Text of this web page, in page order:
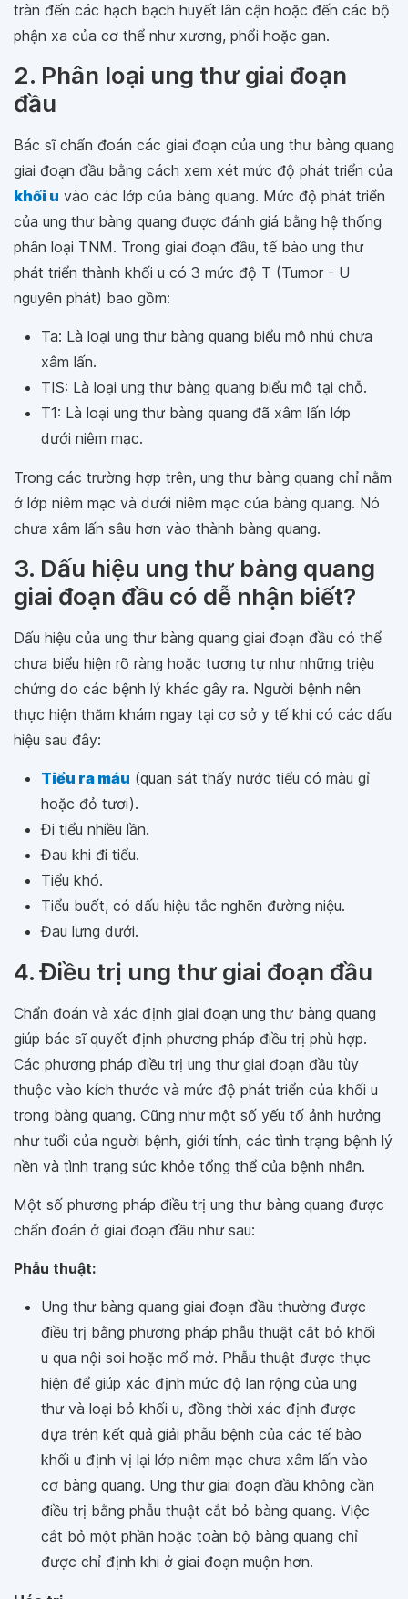
tràn đến các hạch bạch huyết lân cận hoặc đến các bộ
phận xa của cơ thể như xương, phổi hoặc gan.
2. Phân loại ung thư giai đoạn
đầu
Bác sĩ chẩn đoán các giai đoạn của ung thư bàng quang
giai đoạn đầu bằng cách xem xét mức độ phát triển của
khối u vào các lớp của bàng quang. Mức độ phát triển
của ung thư bàng quang được đánh giá bằng hệ thống
phân loại TNM. Trong giai đoạn đầu, tế bào ung thư
phát triển thành khối u có 3 mức độ T (Tumor - U
nguyên phát) bao gồm:
Ta: Là loại ung thư bàng quang biểu mô nhú chưa
xâm lấn.
TIS: Là loại ung thư bàng quang biểu mô tại chỗ.
T1: Là loại ung thư bàng quang đã xâm lấn lớp
dưới niêm mạc.
Trong các trường hợp trên, ung thư bàng quang chỉ nằm
ở lớp niêm mạc và dưới niêm mạc của bàng quang. Nó
chưa xâm lấn sâu hơn vào thành bàng quang.
3. Dấu hiệu ung thư bàng quang
giai đoạn đầu có dễ nhận biết?
Dấu hiệu của ung thư bàng quang giai đoạn đầu có thể
chưa biểu hiện rõ ràng hoặc tương tự như những triệu
chứng do các bệnh lý khác gây ra. Người bệnh nên
thực hiện thăm khám ngay tại cơ sở y tế khi có các dấu
hiệu sau đây:
Tiểu ra máu (quan sát thấy nước tiểu có màu gỉ
hoặc đỏ tươi).
Đi tiểu nhiều lần.
Đau khi đi tiểu.
Tiểu khó.
Tiểu buốt, có dấu hiệu tắc nghẽn đường niệu.
Đau lưng dưới.
4. Điều trị ung thư giai đoạn đầu
Chẩn đoán và xác định giai đoạn ung thư bàng quang
giúp bác sĩ quyết định phương pháp điều trị phù hợp.
Các phương pháp điều trị ung thư giai đoạn đầu tùy
thuộc vào kích thước và mức độ phát triển của khối u
trong bàng quang. Cũng như một số yếu tố ảnh hưởng
như tuổi của người bệnh, giới tính, các tình trạng bệnh lý
nền và tình trạng sức khỏe tổng thể của bệnh nhân.
Một số phương pháp điều trị ung thư bàng quang được
chẩn đoán ở giai đoạn đầu như sau:
Phẫu thuật:
Ung thư bàng quang giai đoạn đầu thường được
điều trị bằng phương pháp phẫu thuật cắt bỏ khối
u qua nội soi hoặc mổ mở. Phẫu thuật được thực
hiện để giúp xác định mức độ lan rộng của ung
thư và loại bỏ khối u, đồng thời xác định được
dựa trên kết quả giải phẫu bệnh của các tế bào
khối u định vị lại lớp niêm mạc chưa xâm lấn vào
cơ bàng quang. Ung thư giai đoạn đầu không cần
điều trị bằng phẫu thuật cắt bỏ bàng quang. Việc
cắt bỏ một phần hoặc toàn bộ bàng quang chỉ
được chỉ định khi ở giai đoạn muộn hơn.